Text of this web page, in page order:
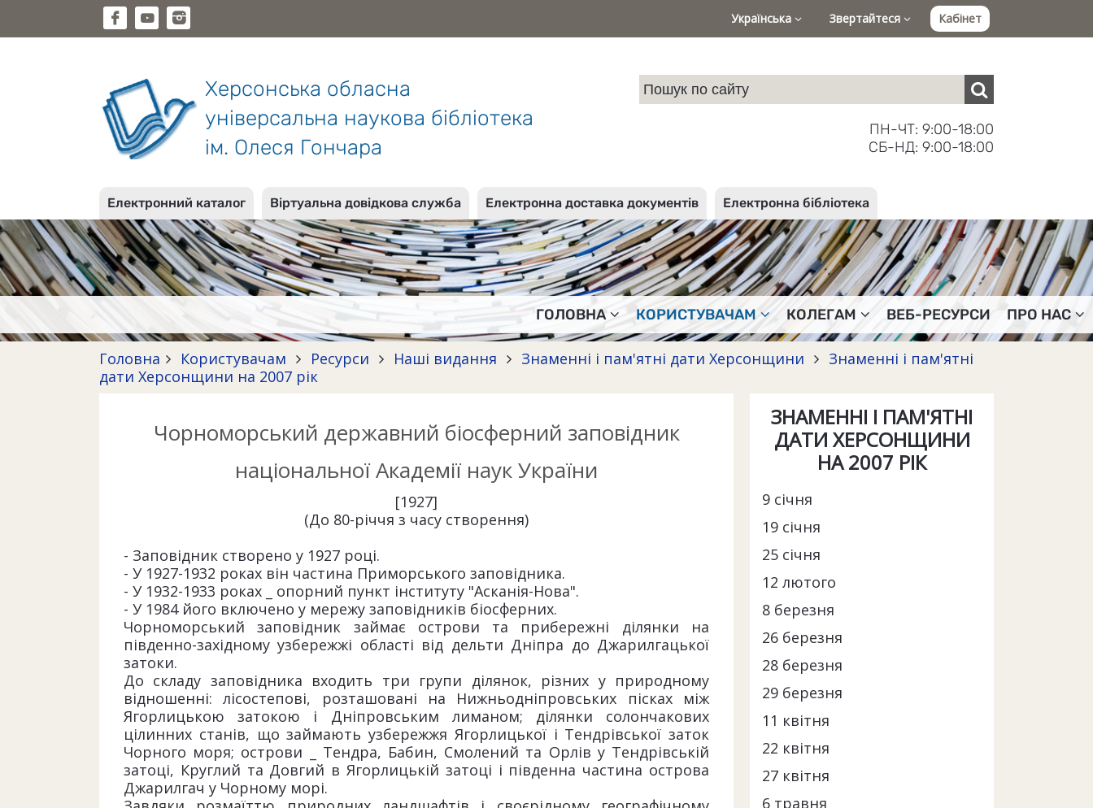
Українська Звертайтеся Кабінет
Херсонська обласна
універсальна наукова бібліотека
ім. Олеся Гончара
ПН-ЧТ: 9:00-18:00
СБ-НД: 9:00-18:00
Електронний каталог Віртуальна довідкова служба Електронна доставка документів Електронна бібліотека
ГОЛОВНА КОРИСТУВАЧАМ КОЛЕГАМ ВЕБ-РЕСУРСИ ПРО НАС
Головна Користувачам Ресурси Наші видання Знаменні і пам'ятні дати Херсонщини
Знаменні і пам'ятні
дати Херсонщини на 2007 рік
Чорноморський державний біосферний заповідник
національної Академії наук України
[1927]
(До 80-річчя з часу створення)
- Заповідник створено у 1927 році.
- У 1927-1932 роках він частина Приморського заповідника.
- У 1932-1933 роках _ опорний пункт інституту "Асканія-Нова".
- У 1984 його включено у мережу заповідників біосферних.
Чорноморський заповідник займає острови та прибережні ділянки на
південно-західному узбережжі області від дельти Дніпра до Джарилгацької
затоки.
До складу заповідника входить три групи ділянок, різних у природному
відношенні: лісостепові, розташовані на Нижньодніпровських пісках між
Ягорлицькою затокою і Дніпровським лиманом; ділянки солончакових
цілинних станів, що займають узбережжя Ягорлицької і Тендрівської заток
Чорного моря; острови _ Тендра, Бабин, Смолений та Орлів у Тендрівській
затоці, Круглий та Довгий в Ягорлицькій затоці і південна частина острова
Джарилгач у Чорному морі.
ЗНАМЕННІ І ПАМ'ЯТНІ
ДАТИ ХЕРСОНЩИНИ
НА 2007 РІК
9 січня
19 січня
25 січня
12 лютого
8 березня
26 березня
28 березня
29 березня
11 квітня
22 квітня
27 квітня
6 травня